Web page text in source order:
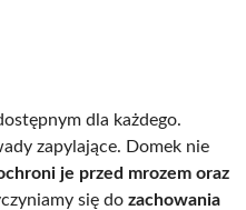
dla każdego.
zapylające. Domek nie
je przed mrozem oraz
się do zachowania